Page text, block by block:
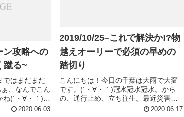
2019/10/25–これで解決か!?物
越えオーリーで必須の早めの
踏切り
こんにちは！今日の千葉は大雨で大変
です。(´・∀・｀)冠水冠水冠水。から
の、通行止め、立ち往生。最近災害多
いですね〜(´・∀・｀)さてさて！僕、ず
2020.06.17
ン攻略への
蹴る~
ではまだまだ
、なんでこん
(´・∀・｀)た
∀・｀)さて、オ
2020.06.03